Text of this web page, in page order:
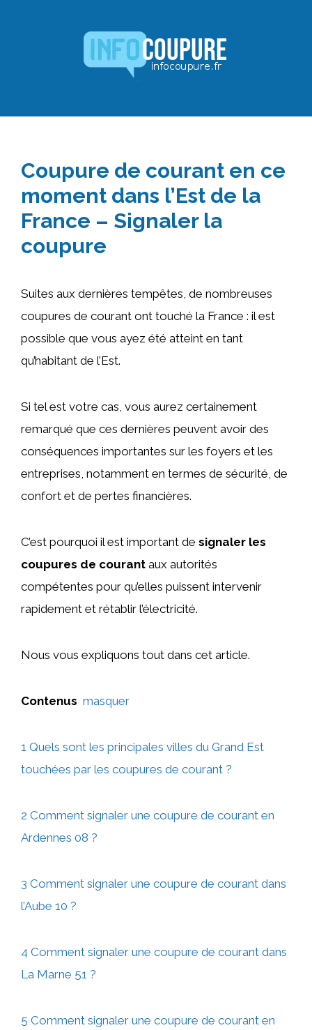
Coupure de courant en ce
moment dans l’Est de la
France – Signaler la
coupure
Suites aux dernières tempêtes, de nombreuses
coupures de courant ont touché la France : il est
possible que vous ayez été atteint en tant
qu’habitant de l’Est.
Si tel est votre cas, vous aurez certainement
remarqué que ces dernières peuvent avoir des
conséquences importantes sur les foyers et les
entreprises, notamment en termes de sécurité, de
confort et de pertes financières.
C’est pourquoi il est important de signaler les
coupures de courant aux autorités
compétentes pour qu’elles puissent intervenir
rapidement et rétablir l’électricité.
Nous vous expliquons tout dans cet article.
Contenus masquer
1 Quels sont les principales villes du Grand Est
touchées par les coupures de courant ?
2 Comment signaler une coupure de courant en
Ardennes 08 ?
3 Comment signaler une coupure de courant dans
l’Aube 10 ?
4 Comment signaler une coupure de courant dans
La Marne 51 ?
5 Comment signaler une coupure de courant en